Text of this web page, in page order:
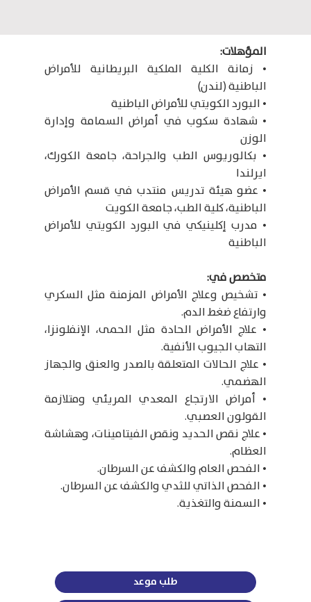
المؤهلات:
• زمانة الكلية الملكية البريطانية للأمراض
الباطنية (لندن)
• البورد الكويتي للأمراض الباطنية
• شهادة سكوب في أمراض السمامة وإدارة
الوزن
• بكالوريوس الطب والجراحة، جامعة الكورك،
ايرلندا
• عضو هيئة تدريس منتدب في قسم الأمراض
الباطنية، كلية الطب، جامعة الكويت
• مدرب إكلينيكي في البورد الكويتي للأمراض
الباطنية
متخصص في:
• تشخيص وعلاج الأمراض المزمنة مثل السكري
وارتفاع ضغط الدم.
• علاج الأمراض الحادة مثل الحمى، الإنفلونزا،
التهاب الجيوب الأنفية.
• علاج الحالات المتعلقة بالصدر والعنق والجهاز
الهضمي.
• أمراض الارتجاع المعدي المريئي ومتلازمة
القولون العصبي.
• علاج نقص الحديد ونقص الفيتامينات، وهشاشة
العظام.
• الفحص العام والكشف عن السرطان.
• الفحص الذاتي للثدي والكشف عن السرطان.
• السمنة والتغذية.
طلب موعد